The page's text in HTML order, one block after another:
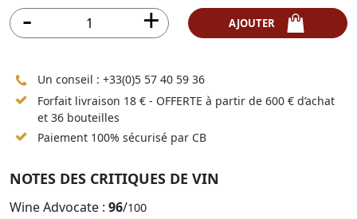
Un conseil : +33(0)5 57 40 59 36
Forfait livraison 18 € - OFFERTE à partir de 600 € d’achat
et 36 bouteilles
Paiement 100% sécurisé par CB
NOTES DES CRITIQUES DE VIN
Wine Advocate : 96/100